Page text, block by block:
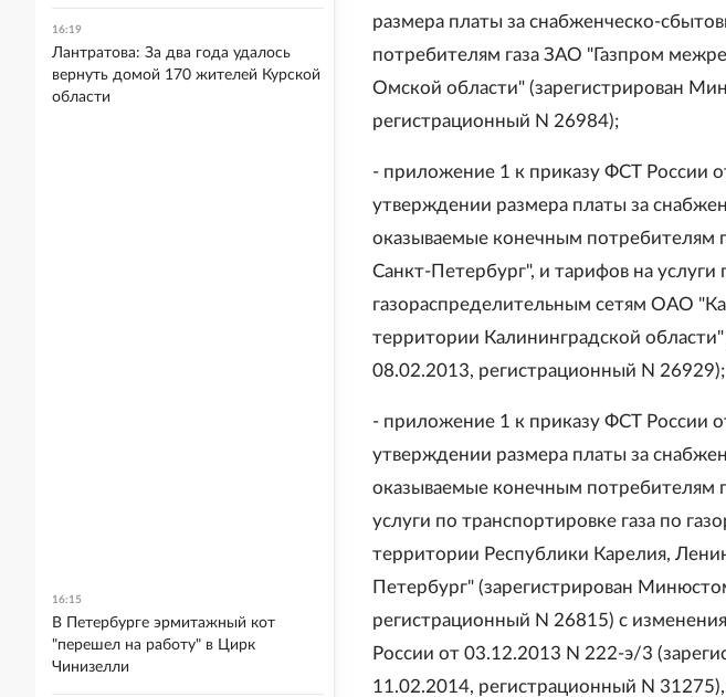
размера платы за снабженческо-
потребителям газа ЗАО "Газпром
Омской области" (зарегистрирован
регистрационный N 26984);
- приложение 1 к приказу ФСТ России
утверждении размера платы за
оказываемые конечным потребителям
Санкт-Петербург", и тарифов на услуги
газораспределительным сетям ОАО
территории Калининградской
08.02.2013, регистрационный N 26929);
- приложение 1 к приказу ФСТ России
утверждении размера платы за
оказываемые конечным потребителям
услуги по транспортировке газа по
территории Республики Карелия,
Петербург" (зарегистрирован
регистрационный N 26815) с
России от 03.12.2013 N 222-э/3
11.02.2014, регистрационный N
16:19
Лантратова: За два года удалось
вернуть домой 170 жителей Курской
области
16:15
В Петербурге эрмитажный кот
"перешел на работу" в Цирк
Чинизелли